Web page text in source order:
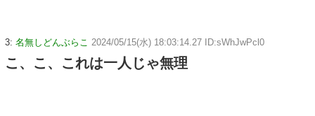
3: 名無しどんぶらこ 2024/05/15(水) 18:03:14.27 ID:sWhJwPcl0
こ、こ、これは一人じゃ無理